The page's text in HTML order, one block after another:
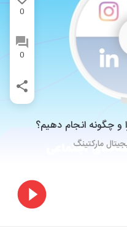
0
0
و چگونه انجام دهیم؟
مارکتینگ